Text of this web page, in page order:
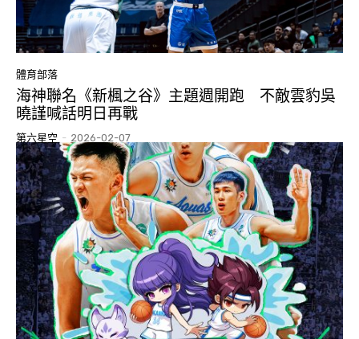
體育部落
海神聯名《新楓之谷》主題週開跑 不敵雲豹吳
曉謹喊話明日再戰
第六星空 - 2026-02-07